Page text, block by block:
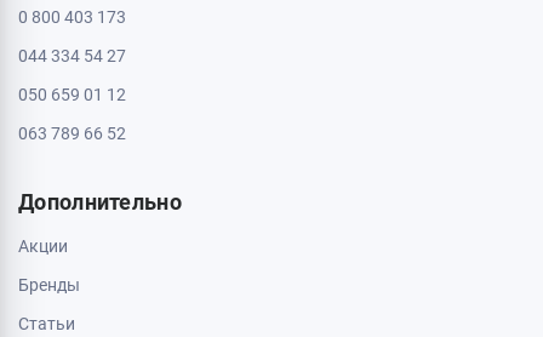
0 800 403 173
044 334 54 27
050 659 01 12
063 789 66 52
Дополнительно
Акции
Бренды
Статьи